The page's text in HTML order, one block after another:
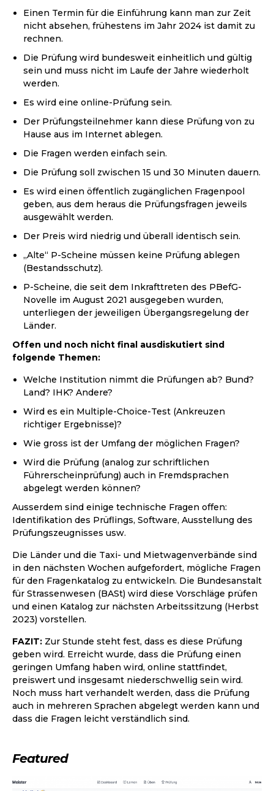
Einen Termin für die Einführung kann man zur Zeit
nicht absehen, frühestens im Jahr 2024 ist damit zu
rechnen.
Die Prüfung wird bundesweit einheitlich und gültig
sein und muss nicht im Laufe der Jahre wiederholt
werden.
Es wird eine online-Prüfung sein.
Der Prüfungsteilnehmer kann diese Prüfung von zu
Hause aus im Internet ablegen.
Die Fragen werden einfach sein.
Die Prüfung soll zwischen 15 und 30 Minuten dauern.
Es wird einen öffentlich zugänglichen Fragenpool
geben, aus dem heraus die Prüfungsfragen jeweils
ausgewählt werden.
Der Preis wird niedrig und überall identisch sein.
„Alte“ P-Scheine müssen keine Prüfung ablegen
(Bestandsschutz).
P-Scheine, die seit dem Inkrafttreten des PBefG-
Novelle im August 2021 ausgegeben wurden,
unterliegen der jeweiligen Übergangsregelung der
Länder.
Offen und noch nicht final ausdiskutiert sind
folgende Themen:
Welche Institution nimmt die Prüfungen ab? Bund?
Land? IHK? Andere?
Wird es ein Multiple-Choice-Test (Ankreuzen
richtiger Ergebnisse)?
Wie gross ist der Umfang der möglichen Fragen?
Wird die Prüfung (analog zur schriftlichen
Führerscheinprüfung) auch in Fremdsprachen
abgelegt werden können?
Ausserdem sind einige technische Fragen offen:
Identifikation des Prüflings, Software, Ausstellung des
Prüfungszeugnisses usw.
Die Länder und die Taxi- und Mietwagenverbände sind
in den nächsten Wochen aufgefordert, mögliche Fragen
für den Fragenkatalog zu entwickeln. Die Bundesanstalt
für Strassenwesen (BASt) wird diese Vorschläge prüfen
und einen Katalog zur nächsten Arbeitssitzung (Herbst
2023) vorstellen.
FAZIT: Zur Stunde steht fest, dass es diese Prüfung
geben wird. Erreicht wurde, dass die Prüfung einen
geringen Umfang haben wird, online stattfindet,
preiswert und insgesamt niederschwellig sein wird.
Noch muss hart verhandelt werden, dass die Prüfung
auch in mehreren Sprachen abgelegt werden kann und
dass die Fragen leicht verständlich sind.
Featured